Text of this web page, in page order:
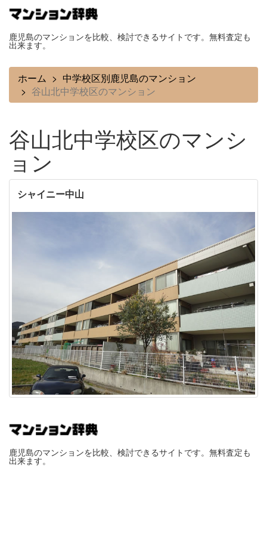
鹿児島のマンションを比較、検討できるサイトです。無料査定も
出来ます。
ホーム
中学校区別鹿児島のマンション
谷山北中学校区のマンション
谷山北中学校区のマンシ
ョン
シャイニー中山
鹿児島のマンションを比較、検討できるサイトです。無料査定も
出来ます。